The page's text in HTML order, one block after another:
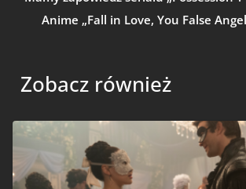
Anime „Fall in Love, You False
Zobacz również